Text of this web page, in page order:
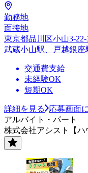
勤務地
面接地
東京都品川区小山3-
武蔵小山駅、戸越銀座
交通費支給
未経験OK
短期OK
詳細を見る
応募画面
アルバイト・パート
株式会社アシスト【ハ